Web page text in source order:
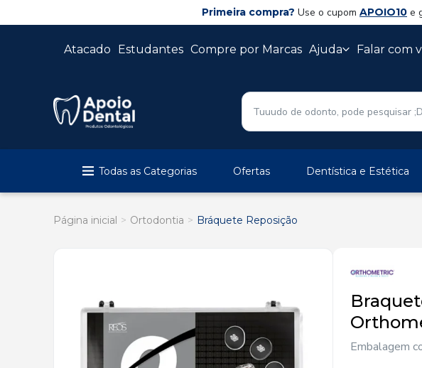
Primeira compra? Use o cupom APOIO10 e
Atacado Estudantes Compre por Marcas Ajuda Falar com
Todas as Categorias Ofertas Dentística e Estética
Página inicial Ortodontia Bráquete Reposição
Embalagem